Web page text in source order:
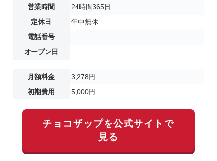
営業時間
24時間365日
定休日
年中無休
電話番号
オープン日
月額料金
3,278円
初期費用
5,000円
チョコザップを公式サイトで
見る